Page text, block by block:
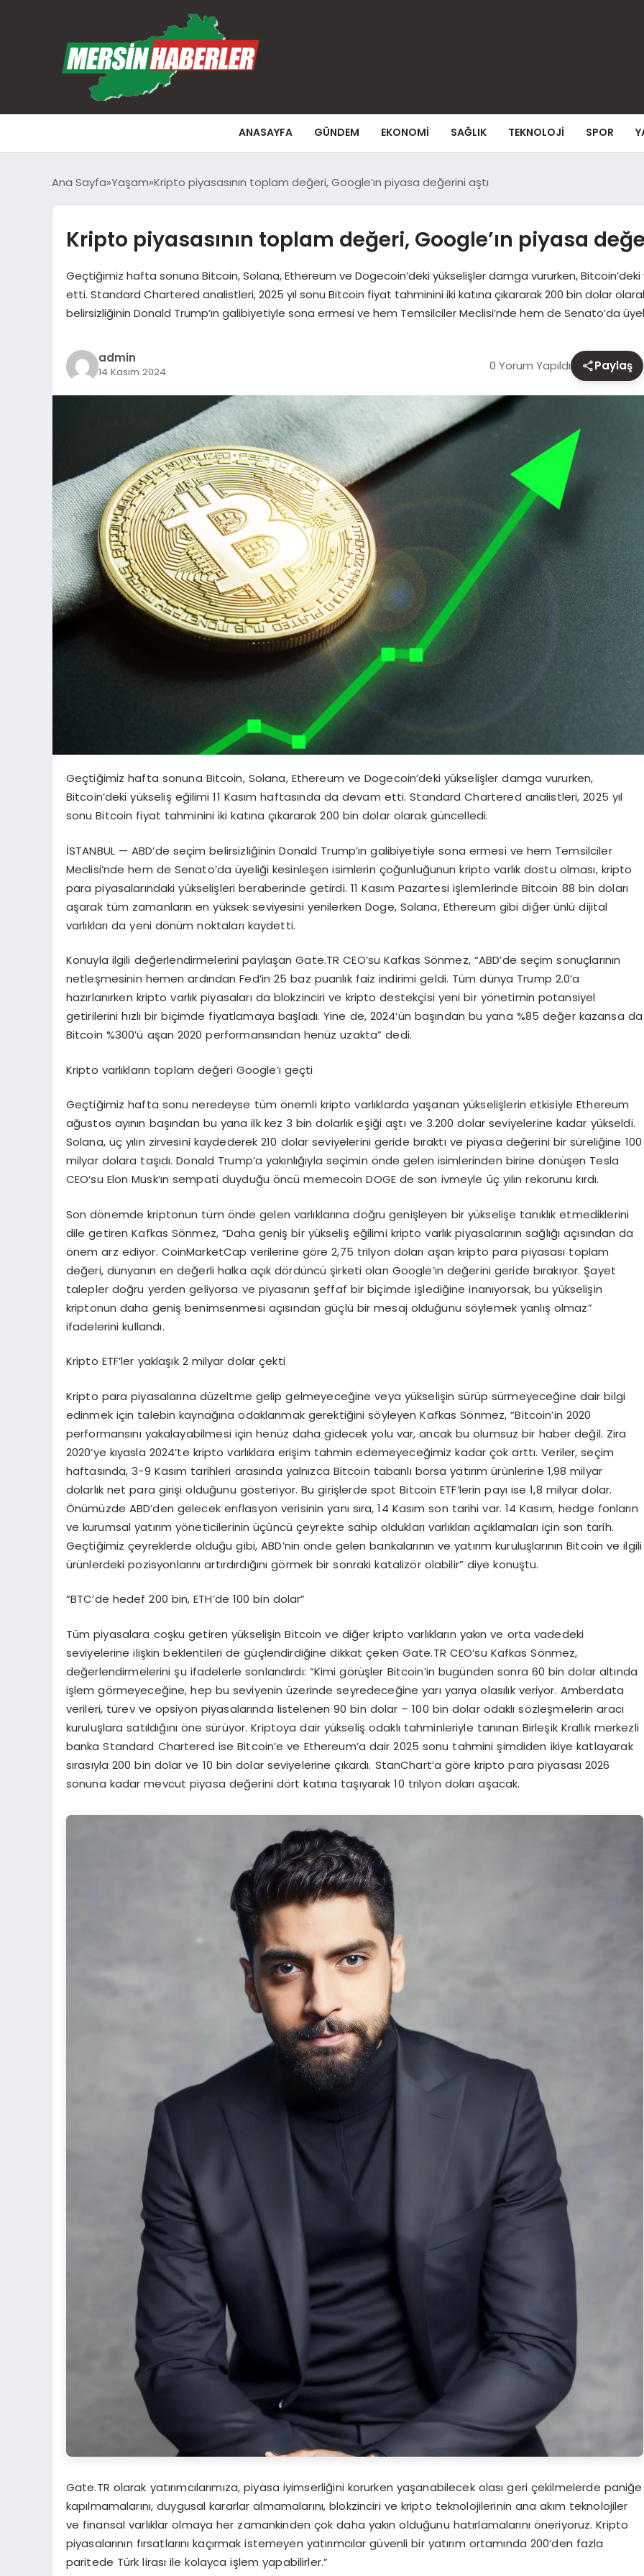
ANASAYFA GÜNDEM EKONOMI SAĞLIK TEKNOLOJI SPOR
Ana Sayfa Yaşam Kripto piyasasının toplam değeri, Google’ın piyasa değerini aştı
Kripto piyasasının toplam değeri, Google’ın piyasa
Geçtiğimiz hafta sonuna Bitcoin, Solana, Ethereum ve Dogecoin’deki yükselişler damga vururken, Bitcoin’deki
etti. Standard Chartered analistleri, 2025 yıl sonu Bitcoin fiyat tahminini iki katına çıkararak 200 bin dolar
belirsizliğinin Donald Trump’ın galibiyetiyle sona ermesi ve hem Temsilciler Meclisi’nde hem de Senato’da
admin
14 Kasım 2024 0 Yorum Yapıldı Paylaş
Geçtiğimiz hafta sonuna Bitcoin, Solana, Ethereum ve Dogecoin’deki yükselişler damga vururken,
Bitcoin’deki yükseliş eğilimi 11 Kasım haftasında da devam etti. Standard Chartered analistleri, 2025 yıl
sonu Bitcoin fiyat tahminini iki katına çıkararak 200 bin dolar olarak güncelledi.
İSTANBUL — ABD’de seçim belirsizliğinin Donald Trump’ın galibiyetiyle sona ermesi ve hem Temsilciler
Meclisi’nde hem de Senato’da üyeliği kesinleşen isimlerin çoğunluğunun kripto varlık dostu olması, kripto
para piyasalarındaki yükselişleri beraberinde getirdi. 11 Kasım Pazartesi işlemlerinde Bitcoin 88 bin doları
aşarak tüm zamanların en yüksek seviyesini yenilerken Doge, Solana, Ethereum gibi diğer ünlü dijital
varlıkları da yeni dönüm noktaları kaydetti.
Konuyla ilgili değerlendirmelerini paylaşan Gate.TR CEO’su Kafkas Sönmez, “ABD’de seçim sonuçlarının
netleşmesinin hemen ardından Fed’in 25 baz puanlık faiz indirimi geldi. Tüm dünya Trump 2.0’a
hazırlanırken kripto varlık piyasaları da blokzinciri ve kripto destekçisi yeni bir yönetimin potansiyel
getirilerini hızlı bir biçimde fiyatlamaya başladı. Yine de, 2024’ün başından bu yana %85 değer kazansa da
Bitcoin %300’ü aşan 2020 performansından henüz uzakta” dedi.
Kripto varlıkların toplam değeri Google’ı geçti
Geçtiğimiz hafta sonu neredeyse tüm önemli kripto varlıklarda yaşanan yükselişlerin etkisiyle Ethereum
ağustos ayının başından bu yana ilk kez 3 bin dolarlık eşiği aştı ve 3.200 dolar seviyelerine kadar yükseldi.
Solana, üç yılın zirvesini kaydederek 210 dolar seviyelerini geride bıraktı ve piyasa değerini bir süreliğine 100
milyar dolara taşıdı. Donald Trump’a yakınlığıyla seçimin önde gelen isimlerinden birine dönüşen Tesla
CEO’su Elon Musk’ın sempati duyduğu öncü memecoin DOGE de son ivmeyle üç yılın rekorunu kırdı.
Son dönemde kriptonun tüm önde gelen varlıklarına doğru genişleyen bir yükselişe tanıklık etmediklerini
dile getiren Kafkas Sönmez, “Daha geniş bir yükseliş eğilimi kripto varlık piyasalarının sağlığı açısından da
önem arz ediyor. CoinMarketCap verilerine göre 2,75 trilyon doları aşan kripto para piyasası toplam
değeri, dünyanın en değerli halka açık dördüncü şirketi olan Google’ın değerini geride bırakıyor. Şayet
talepler doğru yerden geliyorsa ve piyasanın şeffaf bir biçimde işlediğine inanıyorsak, bu yükselişin
kriptonun daha geniş benimsenmesi açısından güçlü bir mesaj olduğunu söylemek yanlış olmaz”
ifadelerini kullandı.
Kripto ETF’ler yaklaşık 2 milyar dolar çekti
Kripto para piyasalarına düzeltme gelip gelmeyeceğine veya yükselişin sürüp sürmeyeceğine dair bilgi
edinmek için talebin kaynağına odaklanmak gerektiğini söyleyen Kafkas Sönmez, “Bitcoin’in 2020
performansını yakalayabilmesi için henüz daha gidecek yolu var, ancak bu olumsuz bir haber değil. Zira
2020’ye kıyasla 2024’te kripto varlıklara erişim tahmin edemeyeceğimiz kadar çok arttı. Veriler, seçim
haftasında, 3-9 Kasım tarihleri arasında yalnızca Bitcoin tabanlı borsa yatırım ürünlerine 1,98 milyar
dolarlık net para girişi olduğunu gösteriyor. Bu girişlerde spot Bitcoin ETF’lerin payı ise 1,8 milyar dolar.
Önümüzde ABD’den gelecek enflasyon verisinin yanı sıra, 14 Kasım son tarihi var. 14 Kasım, hedge fonların
ve kurumsal yatırım yöneticilerinin üçüncü çeyrekte sahip oldukları varlıkları açıklamaları için son tarih.
Geçtiğimiz çeyreklerde olduğu gibi, ABD’nin önde gelen bankalarının ve yatırım kuruluşlarının Bitcoin ve ilgili
ürünlerdeki pozisyonlarını artırdırdığını görmek bir sonraki katalizör olabilir” diye konuştu.
“BTC’de hedef 200 bin, ETH’de 100 bin dolar”
Tüm piyasalara coşku getiren yükselişin Bitcoin ve diğer kripto varlıkların yakın ve orta vadedeki
seviyelerine ilişkin beklentileri de güçlendirdiğine dikkat çeken Gate.TR CEO’su Kafkas Sönmez,
değerlendirmelerini şu ifadelerle sonlandırdı: “Kimi görüşler Bitcoin’in bugünden sonra 60 bin dolar altında
işlem görmeyeceğine, hep bu seviyenin üzerinde seyredeceğine yarı yarıya olasılık veriyor. Amberdata
verileri, türev ve opsiyon piyasalarında listelenen 90 bin dolar – 100 bin dolar odaklı sözleşmelerin aracı
kuruluşlara satıldığını öne sürüyor. Kriptoya dair yükseliş odaklı tahminleriyle tanınan Birleşik Krallık merkezli
banka Standard Chartered ise Bitcoin’e ve Ethereum’a dair 2025 sonu tahmini şimdiden ikiye katlayarak
sırasıyla 200 bin dolar ve 10 bin dolar seviyelerine çıkardı. StanChart’a göre kripto para piyasası 2026
sonuna kadar mevcut piyasa değerini dört katına taşıyarak 10 trilyon doları aşacak.
Gate.TR olarak yatırımcılarımıza, piyasa iyimserliğini korurken yaşanabilecek olası geri çekilmelerde paniğe
kapılmamalarını, duygusal kararlar almamalarını, blokzinciri ve kripto teknolojilerinin ana akım teknolojiler
ve finansal varlıklar olmaya her zamankinden çok daha yakın olduğunu hatırlamalarını öneriyoruz. Kripto
piyasalarının fırsatlarını kaçırmak istemeyen yatırımcılar güvenli bir yatırım ortamında 200’den fazla
paritede Türk lirası ile kolayca işlem yapabilirler.”